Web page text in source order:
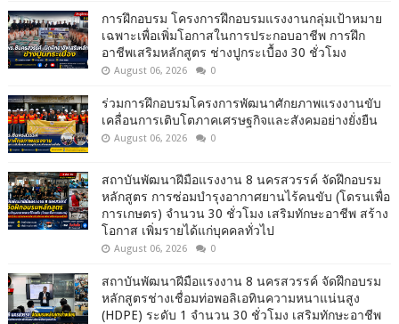
การฝึกอบรม โครงการฝึกอบรมแรงงานกลุ่มเป้าหมาย
เฉพาะเพื่อเพิ่มโอกาสในการประกอบอาชีพ การฝึก
อาชีพเสริมหลักสูตร ช่างปูกระเบื้อง 30 ชั่วโมง
August 06, 2026 0
ร่วมการฝึกอบรมโครงการพัฒนาศักยภาพแรงงานขับ
เคลื่อนการเติบโตภาคเศรษฐกิจและสังคมอย่างยั่งยืน
August 06, 2026 0
สถาบันพัฒนาฝีมือแรงงาน 8 นครสวรรค์ จัดฝึกอบรม
หลักสูตร การซ่อมบำรุงอากาศยานไร้คนขับ (โดรนเพื่อ
การเกษตร) จำนวน 30 ชั่วโมง เสริมทักษะอาชีพ สร้าง
โอกาส เพิ่มรายได้แก่บุคคลทั่วไป
August 06, 2026 0
สถาบันพัฒนาฝีมือแรงงาน 8 นครสวรรค์ จัดฝึกอบรม
หลักสูตรช่างเชื่อมท่อพอลิเอทินความหนาแน่นสูง
(HDPE) ระดับ 1 จำนวน 30 ชั่วโมง เสริมทักษะอาชีพ